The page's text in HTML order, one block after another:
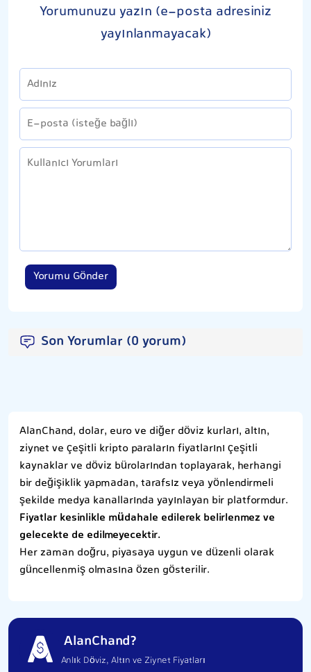
Yorumunuzu yazın (e-posta adresiniz
yayınlanmayacak)
Yorumu Gönder
Son Yorumlar (0 yorum)
AlanChand, dolar, euro ve diğer döviz kurları, altın,
ziynet ve çeşitli kripto paraların fiyatlarını çeşitli
kaynaklar ve döviz bürolarından toplayarak, herhangi
bir değişiklik yapmadan, tarafsız veya yönlendirmeli
şekilde medya kanallarında yayınlayan bir platformdur.
Fiyatlar kesinlikle müdahale edilerek belirlenmez ve
gelecekte de edilmeyecektir.
Her zaman doğru, piyasaya uygun ve düzenli olarak
güncellenmiş olmasına özen gösterilir.
AlanChand?
Anlık Döviz, Altın ve Ziynet Fiyatları